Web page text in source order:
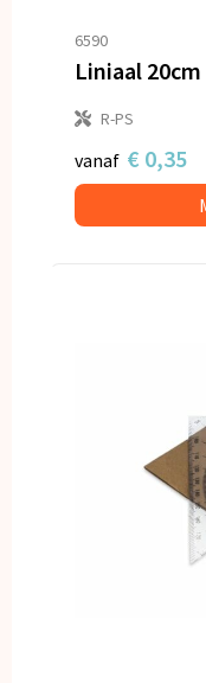
6590
Liniaal 20cm
R-PS
vanaf € 0,35